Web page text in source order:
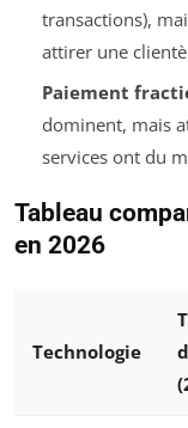
transactions),
attirer une
Paiement
dominent, mais
services ont du
Tableau
en 2026
Technologie